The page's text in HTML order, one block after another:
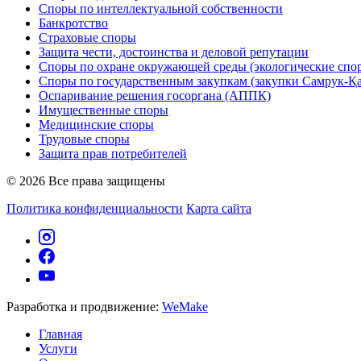
Споры по интеллектуальной собственности
Банкротство
Страховые споры
Защита чести, достоинства и деловой репутации
Споры по охране окружающей среды (экологические
Споры по государственным закупкам (закупки Самрук-
Оспаривание решения госоргана (АППК)
Имущественные споры
Медицинские споры
Трудовые споры
Защита прав потребителей
© 2026 Все права защищены
Политика конфиденциальности Карта сайта
Разработка и продвижение: WeMake
Главная
Услуги